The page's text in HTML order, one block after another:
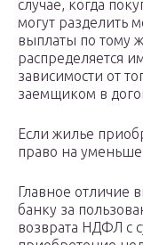
случае, когда
могут разделить
выплаты по тому
распределяется
зависимости от
заемщиком в
Если жилье
право на
Главное отличие
банку за
возврата НДФЛ с